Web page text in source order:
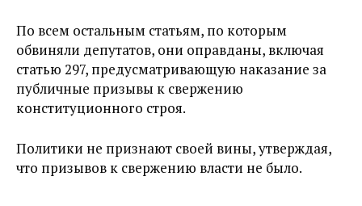
По всем остальным статьям, по которым
обвиняли депутатов, они оправданы, включая
статью 297, предусматривающую наказание за
публичные призывы к свержению
конституционного строя.
Политики не признают своей вины, утверждая,
что призывов к свержению власти не было.